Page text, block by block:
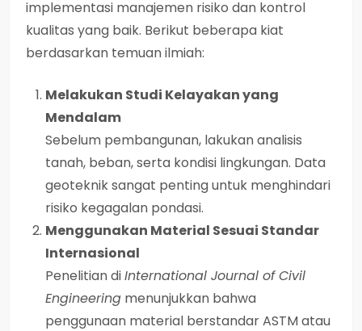
implementasi manajemen risiko dan kontrol
kualitas yang baik. Berikut beberapa kiat
berdasarkan temuan ilmiah:
Melakukan Studi Kelayakan yang
Mendalam
Sebelum pembangunan, lakukan analisis
tanah, beban, serta kondisi lingkungan. Data
geoteknik sangat penting untuk menghindari
risiko kegagalan pondasi.
Menggunakan Material Sesuai Standar
Internasional
Penelitian diInternational Journal of Civil
Engineering menunjukkan bahwa
penggunaan material berstandar ASTM atau